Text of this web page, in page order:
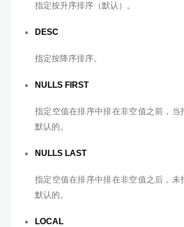
指定按升序排序（默认）。
DESC
指定按降序排序。
NULLS FIRST
指定空值在排序中排在非空值之前，
默认的。
NULLS LAST
指定空值在排序中排在非空值之后，
默认的。
LOCAL